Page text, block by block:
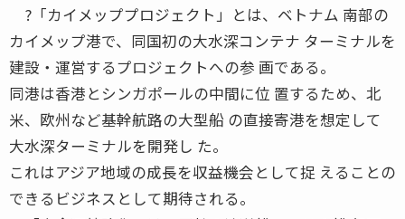
?「カイメッププロジェクト」とは、ベトナム 南部の
カイメップ港で、同国初の大水深コンテナ ターミナルを
建設・運営するプロジェクトへの参 画である。
同港は香港とシンガポールの中間に位 置するため、北
米、欧州など基幹航路の大型船 の直接寄港を想定して
大水深ターミナルを開発し た。
これはアジア地域の成長を収益機会として捉 えることの
できるビジネスとして期待される。